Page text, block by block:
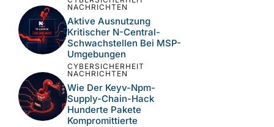
NACHRICHTEN
Aktive Ausnutzung
Kritischer N-Central-
Schwachstellen Bei MSP-
Umgebungen
CYBERSICHERHEIT
NACHRICHTEN
Wie Der Keyv-Npm-
Supply-Chain-Hack
Hunderte Pakete
Kompromittierte